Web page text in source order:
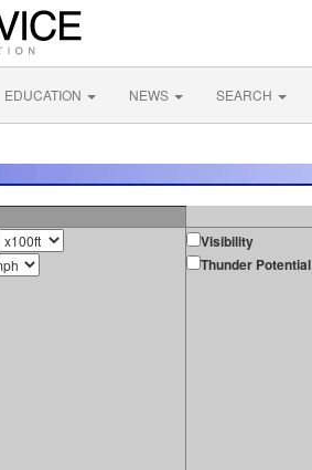
EDUCATION NEWS SEARCH
Visibility
Thunder Potential